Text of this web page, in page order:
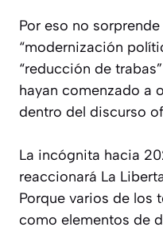
Por eso no
“modernización
“reducción de
hayan comenzado a
dentro del discurso
La incógnita hacia
reaccionará La
Porque varios de los
como elementos de